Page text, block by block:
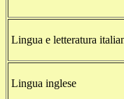
Lingua e letteratura
Lingua inglese